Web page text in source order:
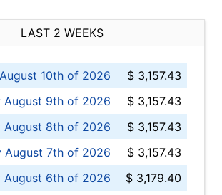
LAST 2 WEEKS
10th of 2026
$ 3,157.43
August 9th of 2026
$ 3,157.43
August 8th of 2026
$ 3,157.43
August 7th of 2026
$ 3,157.43
August 6th of 2026
$ 3,179.40